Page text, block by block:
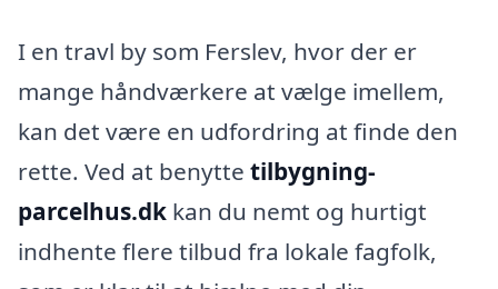
I en travl by som Ferslev, hvor der er
mange håndværkere at vælge imellem,
kan det være en udfordring at finde den
rette. Ved at benytte tilbygning-
parcelhus.dk kan du nemt og hurtigt
indhente flere tilbud fra lokale fagfolk,